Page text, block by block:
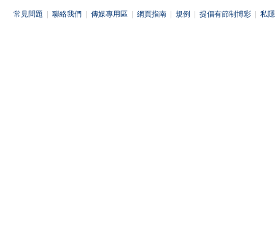
常見問題 聯絡我們 傳媒專用區 網頁指南 規例 提倡有節制博彩 私